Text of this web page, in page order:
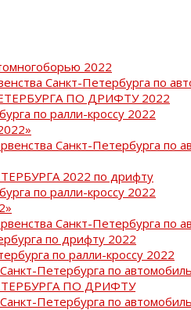
2022
Санкт-Петербурга по
ПО ДРИФТУ 2022
по ралли-кроссу 2022
Санкт-Петербурга по
2022 по дрифту
по ралли-кроссу 2022
Санкт-Петербурга по
по дрифту 2022
по ралли-кроссу 2022
Петербурга по
ПО ДРИФТУ
Петербурга по